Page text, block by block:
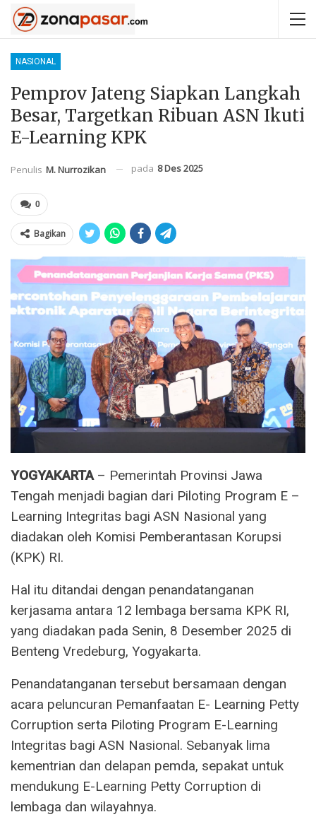
NASIONAL
Pemprov Jateng Siapkan Langkah
Besar, Targetkan Ribuan ASN Ikuti
E-Learning KPK
Penulis M. Nurrozikan pada 8 Des 2025
0
Bagikan
YOGYAKARTA– Pemerintah Provinsi Jawa
Tengah menjadi bagian dari Piloting Program E –
Learning Integritas bagi ASN Nasional yang
diadakan oleh Komisi Pemberantasan Korupsi
(KPK) RI.
Hal itu ditandai dengan penandatanganan
kerjasama antara 12 lembaga bersama KPK RI,
yang diadakan pada Senin, 8 Desember 2025 di
Benteng Vredeburg, Yogyakarta.
Penandatanganan tersebut bersamaan dengan
acara peluncuran Pemanfaatan E- Learning Petty
Corruption serta Piloting Program E-Learning
Integritas bagi ASN Nasional. Sebanyak lima
kementrian dan delapan pemda, sepakat untuk
mendukung E-Learning Petty Corruption di
lembaga dan wilayahnya.